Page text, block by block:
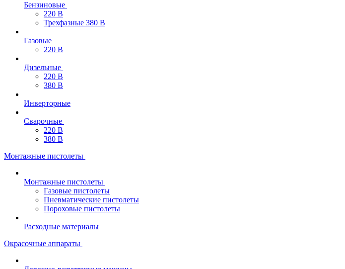
Бензиновые
220 В
Трехфазные 380 В
Газовые
220 В
Дизельные
220 В
380 В
Инверторные
Сварочные
220 В
380 В
Монтажные пистолеты
Монтажные пистолеты
Газовые пистолеты
Пневматические пистолеты
Пороховые пистолеты
Расходные материалы
Окрасочные аппараты